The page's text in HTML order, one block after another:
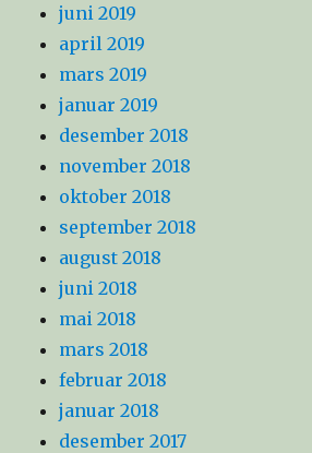
juni 2019
april 2019
mars 2019
januar 2019
desember 2018
november 2018
oktober 2018
september 2018
august 2018
juni 2018
mai 2018
mars 2018
februar 2018
januar 2018
desember 2017